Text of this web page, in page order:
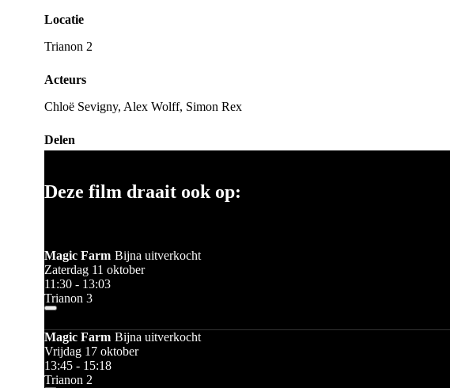
Locatie
Trianon 2
Acteurs
Chloë Sevigny, Alex Wolff, Simon Rex
Delen
Deze film draait ook op:
Magic Farm Bijna uitverkocht
Zaterdag 11 oktober
11:30 - 13:03
Trianon 3
Magic Farm Bijna uitverkocht
Vrijdag 17 oktober
13:45 - 15:18
Trianon 2